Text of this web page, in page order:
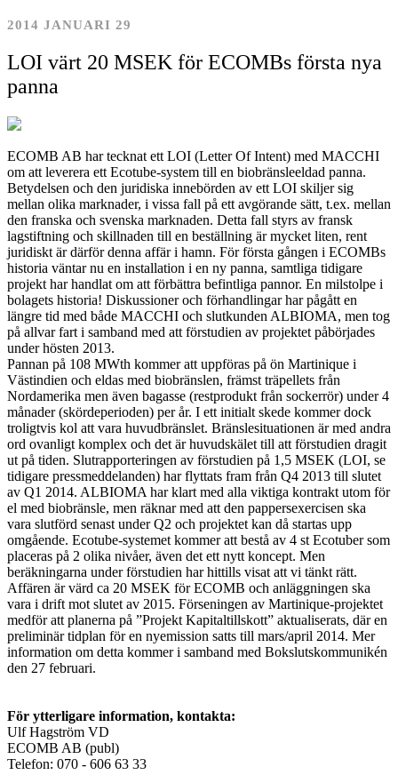
2014 JANUARI 29
LOI värt 20 MSEK för ECOMBs första nya
panna
ECOMB AB har tecknat ett LOI (Letter Of Intent) med MACCHI
om att leverera ett Ecotube-system till en biobränsleeldad panna.
Betydelsen och den juridiska innebörden av ett LOI skiljer sig
mellan olika marknader, i vissa fall på ett avgörande sätt, t.ex. mellan
den franska och svenska marknaden. Detta fall styrs av fransk
lagstiftning och skillnaden till en beställning är mycket liten, rent
juridiskt är därför denna affär i hamn. För första gången i ECOMBs
historia väntar nu en installation i en ny panna, samtliga tidigare
projekt har handlat om att förbättra befintliga pannor. En milstolpe i
bolagets historia! Diskussioner och förhandlingar har pågått en
längre tid med både MACCHI och slutkunden ALBIOMA, men tog
på allvar fart i samband med att förstudien av projektet påbörjades
under hösten 2013.
Pannan på 108 MWth kommer att uppföras på ön Martinique i
Västindien och eldas med biobränslen, främst träpellets från
Nordamerika men även bagasse (restprodukt från sockerrör) under 4
månader (skördeperioden) per år. I ett initialt skede kommer dock
troligtvis kol att vara huvudbränslet. Bränslesituationen är med andra
ord ovanligt komplex och det är huvudskälet till att förstudien dragit
ut på tiden. Slutrapporteringen av förstudien på 1,5 MSEK (LOI, se
tidigare pressmeddelanden) har flyttats fram från Q4 2013 till slutet
av Q1 2014. ALBIOMA har klart med alla viktiga kontrakt utom för
el med biobränsle, men räknar med att den pappersexercisen ska
vara slutförd senast under Q2 och projektet kan då startas upp
omgående. Ecotube-systemet kommer att bestå av 4 st Ecotuber som
placeras på 2 olika nivåer, även det ett nytt koncept. Men
beräkningarna under förstudien har hittills visat att vi tänkt rätt.
Affären är värd ca 20 MSEK för ECOMB och anläggningen ska
vara i drift mot slutet av 2015. Förseningen av Martinique-projektet
medför att planerna på ”Projekt Kapitaltillskott” aktualiserats, där en
preliminär tidplan för en nyemission satts till mars/april 2014. Mer
information om detta kommer i samband med Bokslutskommunikén
den 27 februari.
För ytterligare information, kontakta:
Ulf Hagström VD
ECOMB AB (publ)
Telefon: 070 - 606 63 33